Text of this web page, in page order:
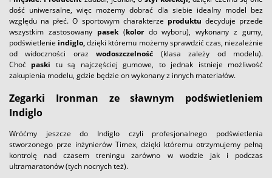
dość uniwersalne, więc możemy dobrać dla siebie idealny model bez
względu na płeć. O sportowym charakterze produktu decyduje przede
wszystkim zastosowany pasek (kolordo wyboru), wykonany z gumy,
podświetlenie indiglo,dzięki któremu możemy sprawdzić czas, niezależnie
od widoczności orazwodoszczelność (klasa zależy od modelu).
Choć paski tu są najczęściej gumowe, to jednak istnieje możliwość
zakupienia modelu, gdzie będzie on wykonany z innych materiałów.
Zegarki Ironman ze sławnym podświetleniem
Indiglo
Wróćmy jeszcze do Indiglo czyli profesjonalnego podświetlenia
stworzonego prze inżynierów Timex, dzięki któremu otrzymujemy pełną
kontrolę nad czasem treningu zarówno w wodzie jak i podczas
ultramaratonów (tych nocnych też).